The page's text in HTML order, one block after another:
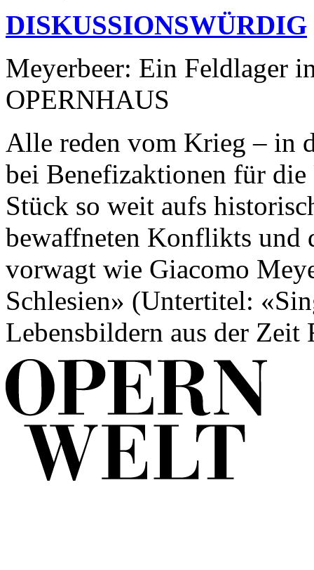
DISKUSSIONSWÜRDIG
Meyerbeer: Ein Feldlager
OPERNHAUS
Alle reden vom Krieg – in
bei Benefizaktionen für
Stück so weit aufs
bewaffneten Konflikts und
vorwagt wie Giacomo
Schlesien» (Untertitel:
Lebensbildern aus der Zeit